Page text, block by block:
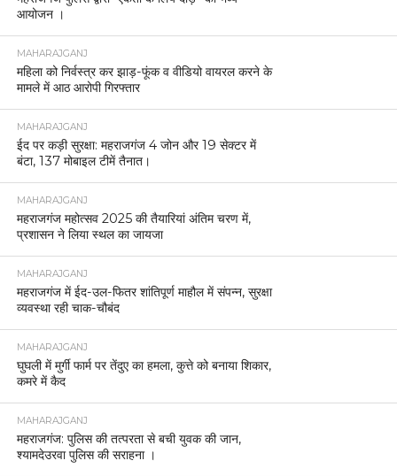
आयोजन ।
MAHARAJGANJ
महिला को निर्वस्त्र कर झाड़-फूंक व वीडियो वायरल करने के
मामले में आठ आरोपी गिरफ्तार
MAHARAJGANJ
ईद पर कड़ी सुरक्षा: महराजगंज 4 जोन और 19 सेक्टर में
बंटा, 137 मोबाइल टीमें तैनात।
MAHARAJGANJ
महराजगंज महोत्सव 2025 की तैयारियां अंतिम चरण में,
प्रशासन ने लिया स्थल का जायजा
MAHARAJGANJ
महराजगंज में ईद-उल-फितर शांतिपूर्ण माहौल में संपन्न, सुरक्षा
व्यवस्था रही चाक-चौबंद
MAHARAJGANJ
घुघली में मुर्गी फार्म पर तेंदुए का हमला, कुत्ते को बनाया शिकार,
कमरे में कैद
MAHARAJGANJ
महराजगंज: पुलिस की तत्परता से बची युवक की जान,
श्यामदेउरवा पुलिस की सराहना ।